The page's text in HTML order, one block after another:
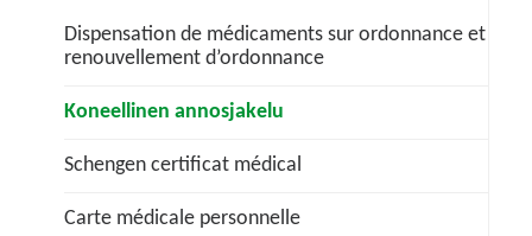
Dispensation de médicaments sur ordonnance et
renouvellement d’ordonnance
Koneellinen annosjakelu
Schengen certificat médical
Carte médicale personnelle